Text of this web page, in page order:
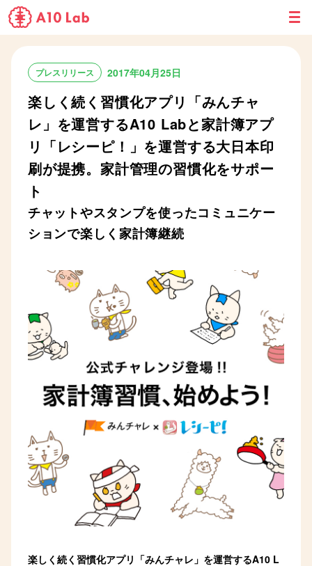
M
E
N
プレスリリース 2017年04月25日
楽しく続く習慣化アプリ「みんチャ
レ」を運営するA10 Labと家計簿アプ
リ「レシーピ！」を運営する大日本印
刷が提携。家計管理の習慣化をサポー
ト
チャットやスタンプを使ったコミュニケー
ションで楽しく家計簿継続
楽しく続く習慣化アプリ「みんチャレ」を運営するA10 L